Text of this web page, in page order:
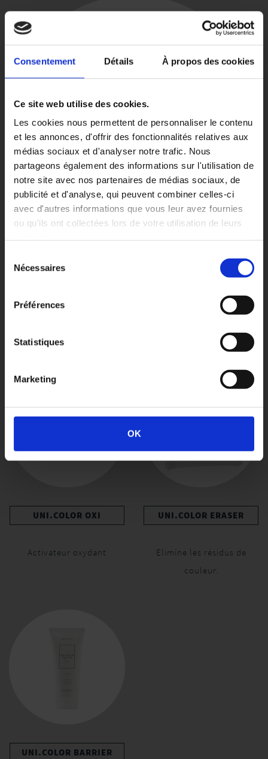
Consentement Détails À propos des cookies
Ce site web utilise des cookies.
Les cookies nous permettent de personnaliser le contenu
et les annonces, d'offrir des fonctionnalités relatives aux
médias sociaux et d'analyser notre trafic. Nous
partageons également des informations sur l'utilisation de
notre site avec nos partenaires de médias sociaux, de
publicité et d'analyse, qui peuvent combiner celles-ci
avec d'autres informations que vous leur avez fournies
ou qu'ils ont collectées lors de votre utilisation de leurs
Nécessaires
Préférences
Statistiques
Marketing
OK
Produits Connexes
UNI.COLOR OXI
Activateur oxydant
UNI.COLOR ERASER
Elimine les résidus de
couleur.
UNI.COLOR BARRIER